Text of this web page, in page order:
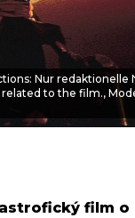
Nur redaktionelle
to the film.,
film o